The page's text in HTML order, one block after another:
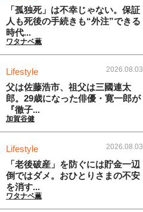
「孤独死」は不幸じゃない。保証
人も死後の手続きも“外注”できる
時代...
ワタナベ薫
Lifestyle 2026.08.03
父は佐藤浩市、祖父は三國連太
郎。29歳になった俳優・寛一郎が
『徹子...
加賀谷健
Lifestyle 2026.08.03
「老後破産」を防ぐには貯金一辺
倒ではダメ。おひとりさまの不安
を消す...
ワタナベ薫